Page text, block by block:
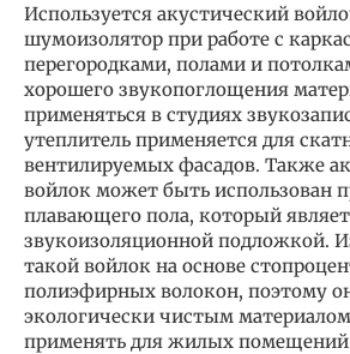
Используется акустический
шумоизолятор при работе с
перегородками, полами и
хорошего звукопоглощения
применяться в студиях
утеплитель применяется для
вентилируемых фасадов. Также
войлок может быть использован
плавающего пола, который
звукоизоляционной подложкой.
такой войлок на основе
полиэфирных волокон, поэтому
экологически чистым
применять для жилых